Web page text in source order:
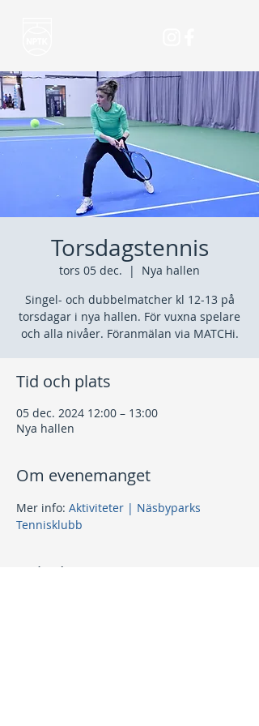
Torsdagstennis
tors 05 dec.
  |
Nya hallen
Singel- och dubbelmatcher kl 12-13 på
torsdagar i nya hallen. För vuxna spelare
och alla nivåer. Föranmälan via MATCHi.
Tid och plats
05 dec. 2024 12:00 – 13:00
Nya hallen
Om evenemanget
Mer info: Aktiviteter | Näsbyparks
Tennisklubb
Dela detta evenemang